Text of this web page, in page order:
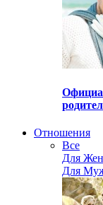
Отношения
Все
Для
Для